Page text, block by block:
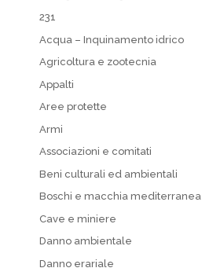
231
Acqua – Inquinamento idrico
Agricoltura e zootecnia
Appalti
Aree protette
Armi
Associazioni e comitati
Beni culturali ed ambientali
Boschi e macchia mediterranea
Cave e miniere
Danno ambientale
Danno erariale